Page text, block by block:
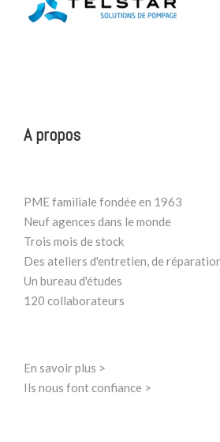
A propos
PME familiale fondée en 1963
Neuf agences dans le monde
Trois mois de stock
Des ateliers d'entretien, de
Un bureau d'études
120 collaborateurs
En savoir plus >
Ils nous font confiance >